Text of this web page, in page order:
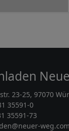
23-25, 97070
35591-0
35591-73
weg.com